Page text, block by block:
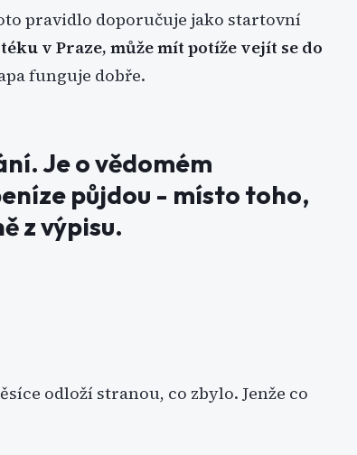
pravidlo doporučuje jako startovní
v Praze, může mít potíže vejít se do
funguje dobře.
Je o vědomém
půjdou - místo toho,
z výpisu.
odloží stranou, co zbylo. Jenže co